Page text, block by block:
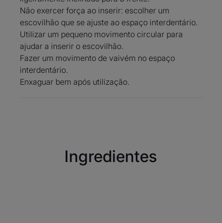
delicada de desfrutar de todos
os benefícios da limpeza
interdental. A limpeza regular
dos espaços interdentários,
combinada com medidas típicas
de higiene oral, (escovagem
regular, colutório, etc.) ajuda a
interdental é particularmente
importante para pessoas com
Não exercer força ao inserir: escolher um
escovilhão que se ajuste ao espaço interdentário.
Utilizar um pequeno movimento circular para
ajudar a inserir o escovilhão.
Fazer um movimento de vaivém no espaço
interdentário.
Enxaguar bem após utilização.
Ingredientes